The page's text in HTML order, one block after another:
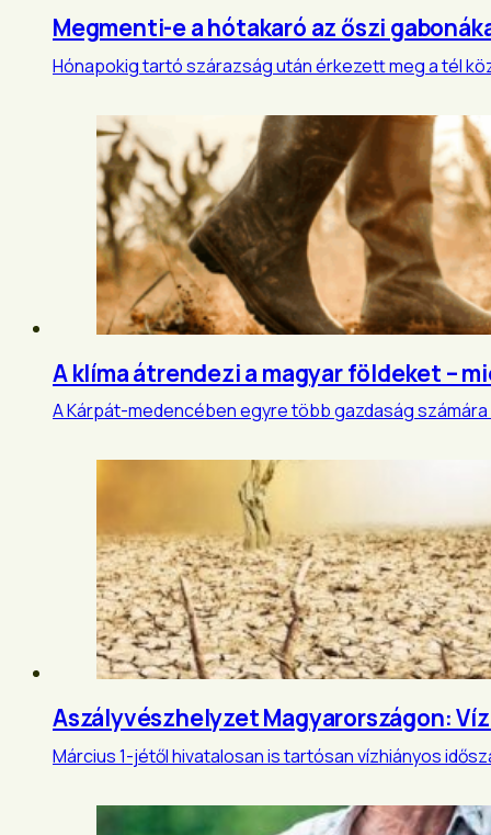
Megmenti-e a hótakaró az őszi
Hónapokig tartó szárazság után érkezett meg a tél
A klíma átrendezi a magyar földeket –
A Kárpát-medencében egyre több gazdaság
Aszályvészhelyzet Magyarországon:
Március 1-jétől hivatalosan is tartósan vízhiányos